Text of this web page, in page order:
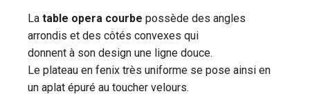
La table opera courbe possède des angles
arrondis et des côtés convexes qui
donnent à son design une ligne douce.
Le plateau en fenix très uniforme se pose ainsi en
un aplat épuré au toucher velours.